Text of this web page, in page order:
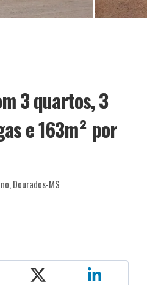
3 quartos, 3
e 163m² por
Dourados-MS